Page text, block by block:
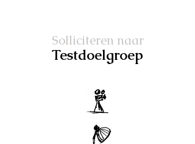
Solliciteren naar
Testdoelgroep